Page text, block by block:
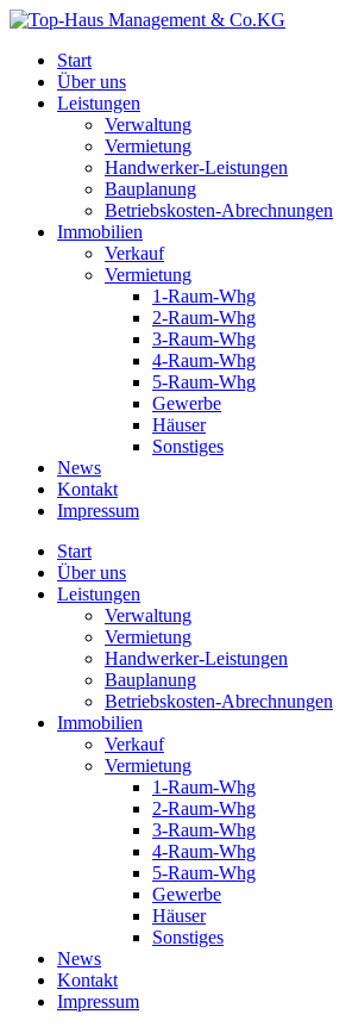
Start
Über uns
Leistungen
Verwaltung
Vermietung
Handwerker-Leistungen
Bauplanung
Betriebskosten-Abrechnungen
Immobilien
Verkauf
Vermietung
1-Raum-Whg
2-Raum-Whg
3-Raum-Whg
4-Raum-Whg
5-Raum-Whg
Gewerbe
Häuser
Sonstiges
News
Kontakt
Impressum
Start
Über uns
Leistungen
Verwaltung
Vermietung
Handwerker-Leistungen
Bauplanung
Betriebskosten-Abrechnungen
Immobilien
Verkauf
Vermietung
1-Raum-Whg
2-Raum-Whg
3-Raum-Whg
4-Raum-Whg
5-Raum-Whg
Gewerbe
Häuser
Sonstiges
News
Kontakt
Impressum